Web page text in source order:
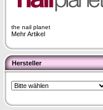
the nail planet
Mehr Artikel
Hersteller